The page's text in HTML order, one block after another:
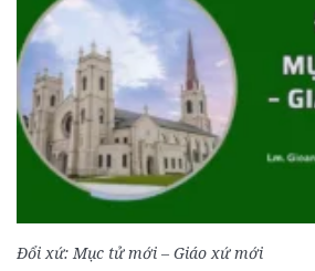
Đổi xứ: Mục tử mới – Giáo xứ mới